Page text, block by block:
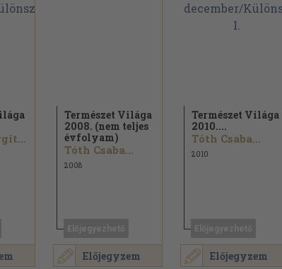
Előjegyzem
Természet Világa
2008. (nem teljes
évfolyam)
Tóth Csaba...
2008
Előjegyzem
Természet Világa
2010....
Tóth Csaba...
2010